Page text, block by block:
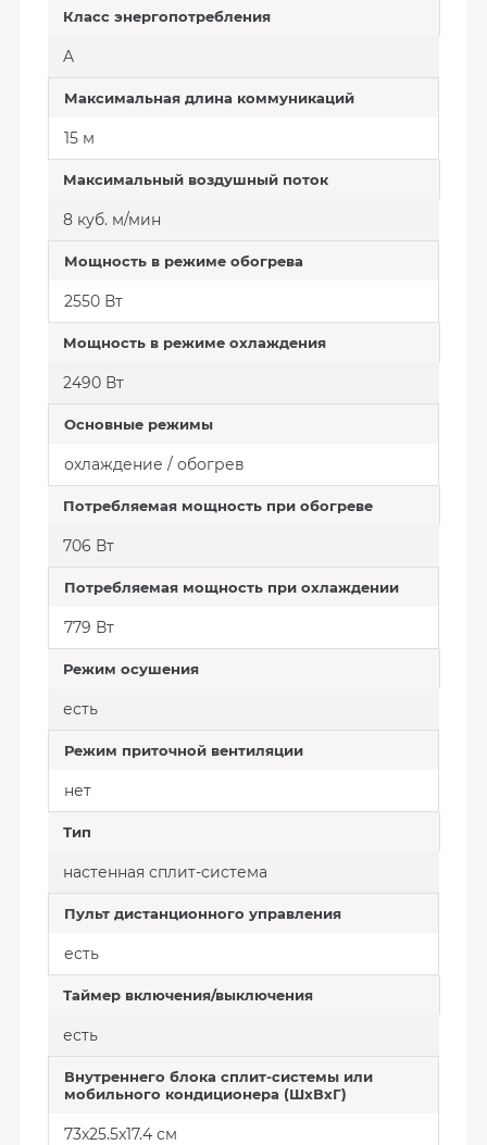
Класс энергопотребления
A
Максимальная длина коммуникаций
15 м
Максимальный воздушный поток
8 куб. м/мин
Мощность в режиме обогрева
2550 Вт
Мощность в режиме охлаждения
2490 Вт
Основные режимы
охлаждение / обогрев
Потребляемая мощность при обогреве
706 Вт
Потребляемая мощность при охлаждении
779 Вт
Режим осушения
есть
Режим приточной вентиляции
нет
Тип
настенная сплит-система
Пульт дистанционного управления
есть
Таймер включения/выключения
есть
Внутреннего блока сплит-системы или
мобильного кондиционера (ШxВxГ)
73x25.5x17.4 см